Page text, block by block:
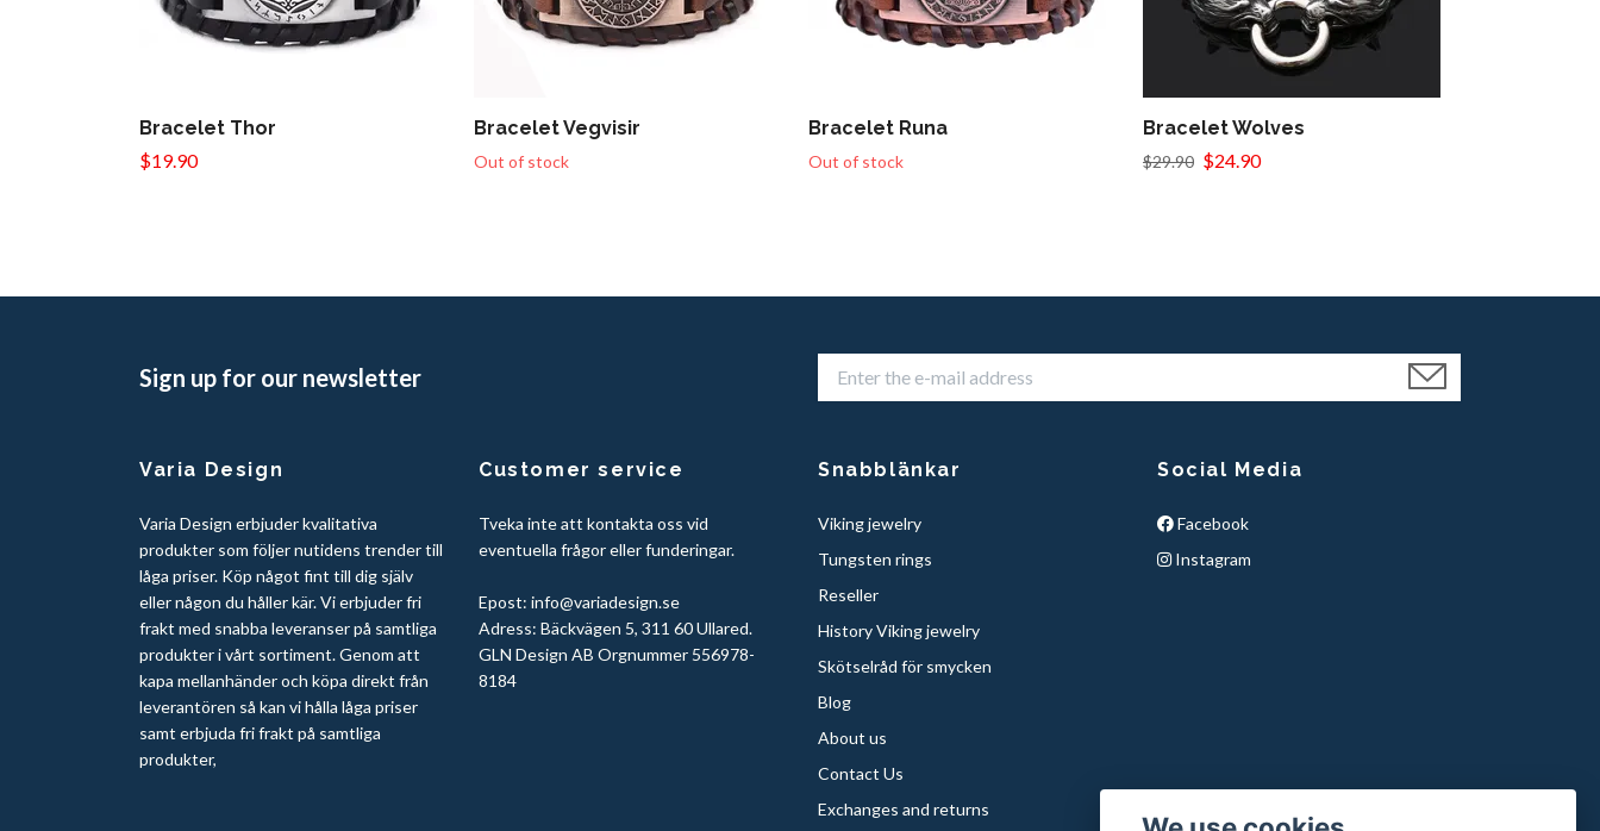
Bracelet Thor
$19.90
Bracelet Vegvisir
Out of stock
Bracelet Runa
Out of stock
Bracelet Wolves
$29.90 $24.90
Sign up for our newsletter
Varia Design
Varia Design erbjuder kvalitativa
produkter som följer nutidens trender till
låga priser. Köp något fint till dig själv
eller någon du håller kär. Vi erbjuder fri
frakt med snabba leveranser på samtliga
produkter i vårt sortiment. Genom att
kapa mellanhänder och köpa direkt från
leverantören så kan vi hålla låga priser
samt erbjuda fri frakt på samtliga
produkter,
Customer service
Tveka inte att kontakta oss vid
eventuella frågor eller funderingar.
Epost: info@variadesign.se
Adress: Bäckvägen 5, 311 60 Ullared.
GLN Design AB Orgnummer 556978-
8184
Snabblänkar
Viking jewelry
Tungsten rings
Reseller
History Viking jewelry
Skötselråd för smycken
Blog
About us
Contact Us
Exchanges and returns
Social Media
Facebook
Instagram